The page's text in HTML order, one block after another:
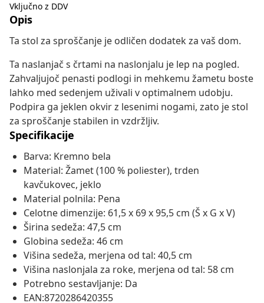
Vključno z DDV
Opis
Ta stol za sproščanje je odličen dodatek za vaš dom.
Ta naslanjač s črtami na naslonjalu je lep na pogled.
Zahvaljujoč penasti podlogi in mehkemu žametu boste
lahko med sedenjem uživali v optimalnem udobju.
Podpira ga jeklen okvir z lesenimi nogami, zato je stol
za sproščanje stabilen in vzdržljiv.
Specifikacije
Barva: Kremno bela
Material: Žamet (100 % poliester), trden
kavčukovec, jeklo
Material polnila: Pena
Celotne dimenzije: 61,5 x 69 x 95,5 cm (Š x G x V)
Širina sedeža: 47,5 cm
Globina sedeža: 46 cm
Višina sedeža, merjena od tal: 40,5 cm
Višina naslonjala za roke, merjena od tal: 58 cm
Potrebno sestavljanje: Da
EAN:8720286420355